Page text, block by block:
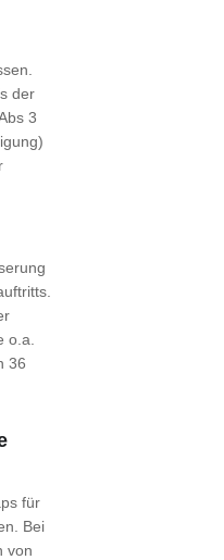
der
3
o.a.
36
für
Bei
von